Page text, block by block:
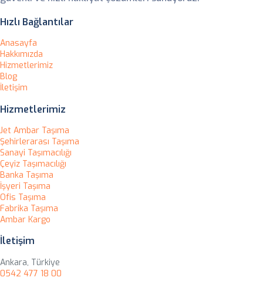
Hızlı Bağlantılar
Anasayfa
Hakkımızda
Hizmetlerimiz
Blog
İletişim
Hizmetlerimiz
Jet Ambar Taşıma
Şehirlerarası Taşıma
Sanayi Taşımacılığı
Çeyiz Taşımacılığı
Banka Taşıma
İşyeri Taşıma
Ofis Taşıma
Fabrika Taşıma
Ambar Kargo
İletişim
Ankara, Türkiye
0542 477 18 00